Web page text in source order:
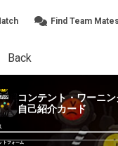
Find Team Mates
Back
コンテント・ワーニン
自己紹介カード
トフォーム